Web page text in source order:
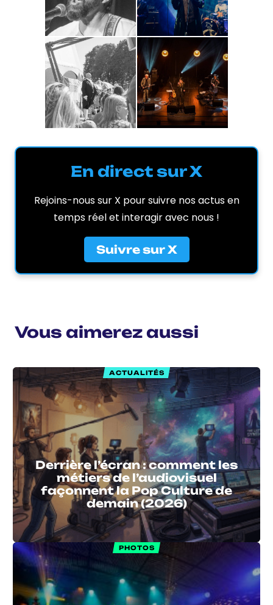
En direct sur X
Rejoins-nous sur X pour suivre nos actus en
temps réel et interagir avec nous !
Suivre sur X
Vous aimerez aussi
ACTUALITÉS
Derrière l’écran : comment les
métiers de l’audiovisuel
façonnent la Pop Culture de
demain (2026)
PHOTOS